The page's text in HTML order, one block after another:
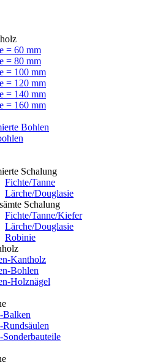
= 60 mm
= 80 mm
= 100 mm
= 120 mm
= 140 mm
= 160 mm
Bohlen
Schalung
Fichte/Tanne
Lärche/Douglasie
Schalung
Fichte/Tanne/Kiefer
Lärche/Douglasie
Robinie
Kantholz
Bohlen
Holznägel
Balken